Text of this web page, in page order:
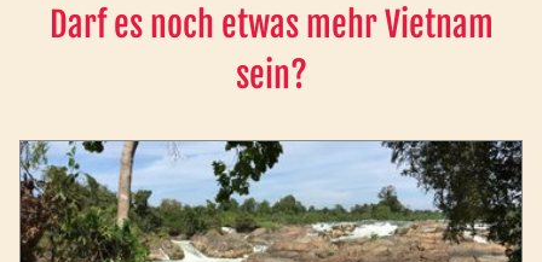
Darf es noch etwas mehr Vietnam
sein?